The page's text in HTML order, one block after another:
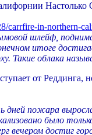
carrfire-in-northern-
шлейф,
итоге
Такие облака
от Реддинга,
пожара выросла
было
вечером достиг